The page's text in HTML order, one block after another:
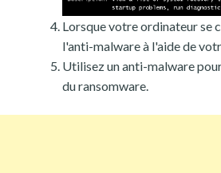
Lorsque votre ordinateur se
l'anti-malware à l'aide de
Utilisez un anti-malware
du ransomware.